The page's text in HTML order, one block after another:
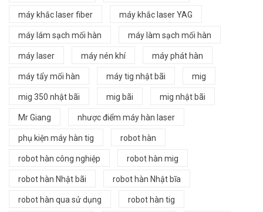
máy khắc laser fiber máy khắc laser YAG
máy lám sạch mối hàn máy làm sạch mối hàn
máy laser máy nén khí máy phát hàn
máy tẩy mối hàn máy tig nhật bãi mig
mig 350 nhật bãi mig bãi mig nhật bãi
Mr Giang nhược điểm máy hàn laser
phụ kiện máy hàn tig robot hàn
robot hàn công nghiệp robot hàn mig
robot hàn Nhật bãi robot hàn Nhật bĩa
robot hàn qua sử dụng robot hàn tig